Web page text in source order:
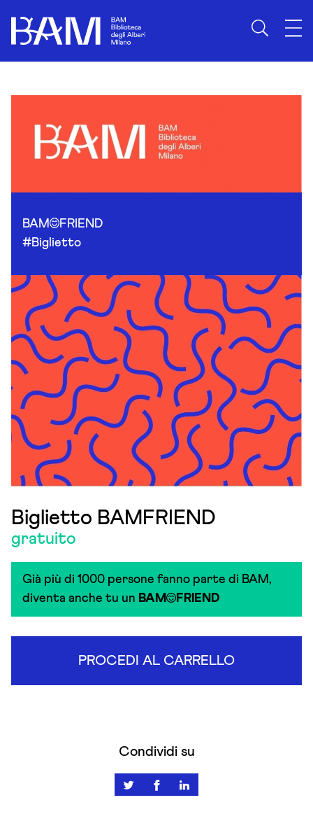
BAM
FRIEND
#Biglietto
Biglietto BAMFRIEND
gratuito
Già più di 1000 persone fanno parte di BAM,
diventa anche tu un BAM FRIEND
PROCEDI AL CARRELLO
Condividi su